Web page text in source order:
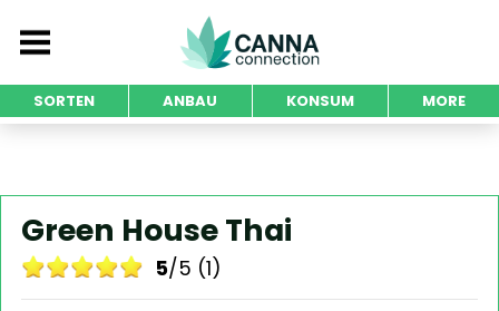
SORTEN ANBAU KONSUM MORE
Green House Thai
5/5 (1)